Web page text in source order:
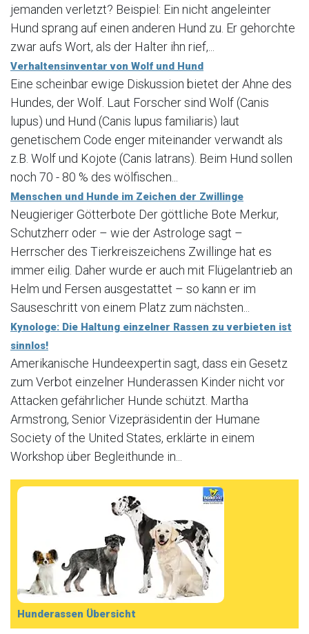
jemanden verletzt? Beispiel: Ein nicht angeleinter
Hund sprang auf einen anderen Hund zu. Er gehorchte
zwar aufs Wort, als der Halter ihn rief,...
Verhaltensinventar von Wolf und Hund
Eine scheinbar ewige Diskussion bietet der Ahne des
Hundes, der Wolf. Laut Forscher sind Wolf (Canis
lupus) und Hund (Canis lupus familiaris) laut
genetischem Code enger miteinander verwandt als
z.B. Wolf und Kojote (Canis latrans). Beim Hund sollen
noch 70 - 80 % des wölfischen...
Menschen und Hunde im Zeichen der Zwillinge
Neugieriger Götterbote Der göttliche Bote Merkur,
Schutzherr oder – wie der Astrologe sagt –
Herrscher des Tierkreiszeichens Zwillinge hat es
immer eilig. Daher wurde er auch mit Flügelantrieb an
Helm und Fersen ausgestattet – so kann er im
Sauseschritt von einem Platz zum nächsten...
Kynologe: Die Haltung einzelner Rassen zu verbieten ist
sinnlos!
Amerikanische Hundeexpertin sagt, dass ein Gesetz
zum Verbot einzelner Hunderassen Kinder nicht vor
Attacken gefährlicher Hunde schützt. Martha
Armstrong, Senior Vizepräsidentin der Humane
Society of the United States, erklärte in einem
Workshop über Begleithunde in...
Hunderassen Übersicht